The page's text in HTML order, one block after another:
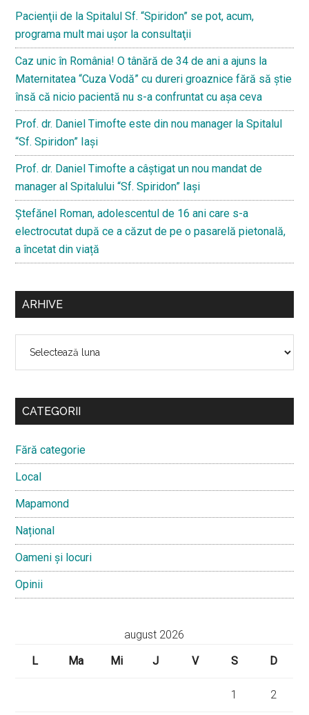
Pacienţii de la Spitalul Sf. “Spiridon” se pot, acum,
programa mult mai uşor la consultaţii
Caz unic în România! O tânără de 34 de ani a ajuns la
Maternitatea “Cuza Vodă” cu dureri groaznice fără să ştie
însă că nicio pacientă nu s-a confruntat cu așa ceva
Prof. dr. Daniel Timofte este din nou manager la Spitalul
“Sf. Spiridon” Iaşi
Prof. dr. Daniel Timofte a câștigat un nou mandat de
manager al Spitalului “Sf. Spiridon” Iași
Ştefănel Roman, adolescentul de 16 ani care s-a
electrocutat după ce a căzut de pe o pasarelă pietonală,
a încetat din viață
ARHIVE
CATEGORII
Fără categorie
Local
Mapamond
Național
Oameni și locuri
Opinii
august 2026
L
Ma Mi J V S D
1 2